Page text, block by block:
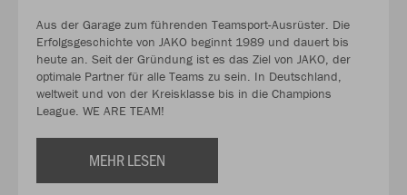
Aus der Garage zum führenden Teamsport-Ausrüster. Die
Erfolgsgeschichte von JAKO beginnt 1989 und dauert bis
heute an. Seit der Gründung ist es das Ziel von JAKO, der
optimale Partner für alle Teams zu sein. In Deutschland,
weltweit und von der Kreisklasse bis in die Champions
League. WE ARE TEAM!
MEHR LESEN